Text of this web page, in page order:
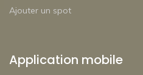
Ajouter un spot
Application mobile